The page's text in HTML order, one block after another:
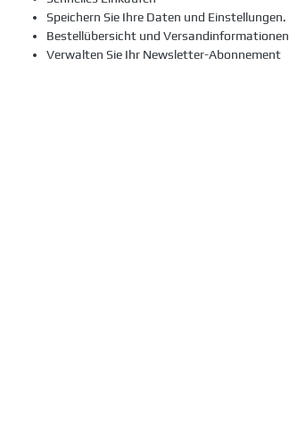
Speichern Sie Ihre Daten und Einstellungen.
Bestellübersicht und Versandinformationen
Verwalten Sie Ihr Newsletter-Abonnement